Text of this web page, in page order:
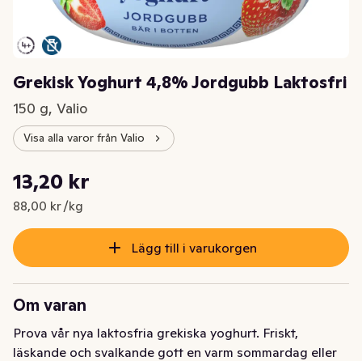
Grekisk Yoghurt 4,8% Jordgubb Laktosfri
150 g, Valio
Visa alla varor från Valio
Nuvarande pris är: 13,20 kr
13,20 kr
88,00 kr /kg
Styckpris: 88,00 kr /kg
Lägg till i varukorgen
Om varan
Prova vår nya laktosfria grekiska yoghurt. Friskt,
läskande och svalkande gott en varm sommardag eller